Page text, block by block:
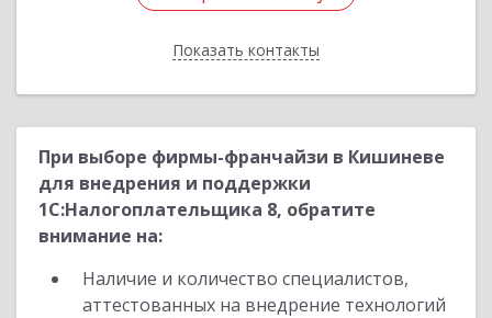
Показать контакты
Назад
При выборе фирмы-франчайзи в Кишиневе
для внедрения и поддержки
1С:Налогоплательщика 8, обратите
внимание на:
Наличие и количество специалистов,
аттестованных на внедрение технологий